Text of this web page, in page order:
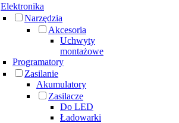
Elektronika
Narzędzia
Akcesoria
Uchwyty
montażowe
Programatory
Zasilanie
Akumulatory
Zasilacze
Do LED
Ładowarki